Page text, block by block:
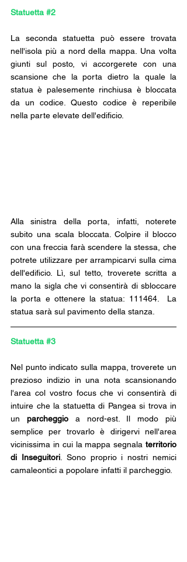
Statuetta #2
La seconda statuetta può essere trovata
nell'isola più a nord della mappa. Una volta
giunti sul posto, vi accorgerete con una
scansione che la porta dietro la quale la
statua è palesemente rinchiusa è bloccata
da un codice. Questo codice è reperibile
nella parte elevate dell'edificio.
Alla sinistra della porta, infatti, noterete
subito una scala bloccata. Colpire il blocco
con una freccia farà scendere la stessa, che
potrete utilizzare per arrampicarvi sulla cima
dell'edificio. Lì, sul tetto, troverete scritta a
mano la sigla che vi consentirà di sbloccare
la porta e ottenere la statua: 111464.  La
statua sarà sul pavimento della stanza.
Statuetta #3
Nel punto indicato sulla mappa, troverete un
prezioso indizio in una nota scansionando
l'area col vostro focus che vi consentirà di
intuire che la statuetta di Pangea si trova in
un parcheggio a nord-est. Il modo più
semplice per trovarlo è dirigervi nell'area
vicinissima in cui la mappa segnala territorio
di Inseguitori. Sono proprio i nostri nemici
camaleontici a popolare infatti il parcheggio.